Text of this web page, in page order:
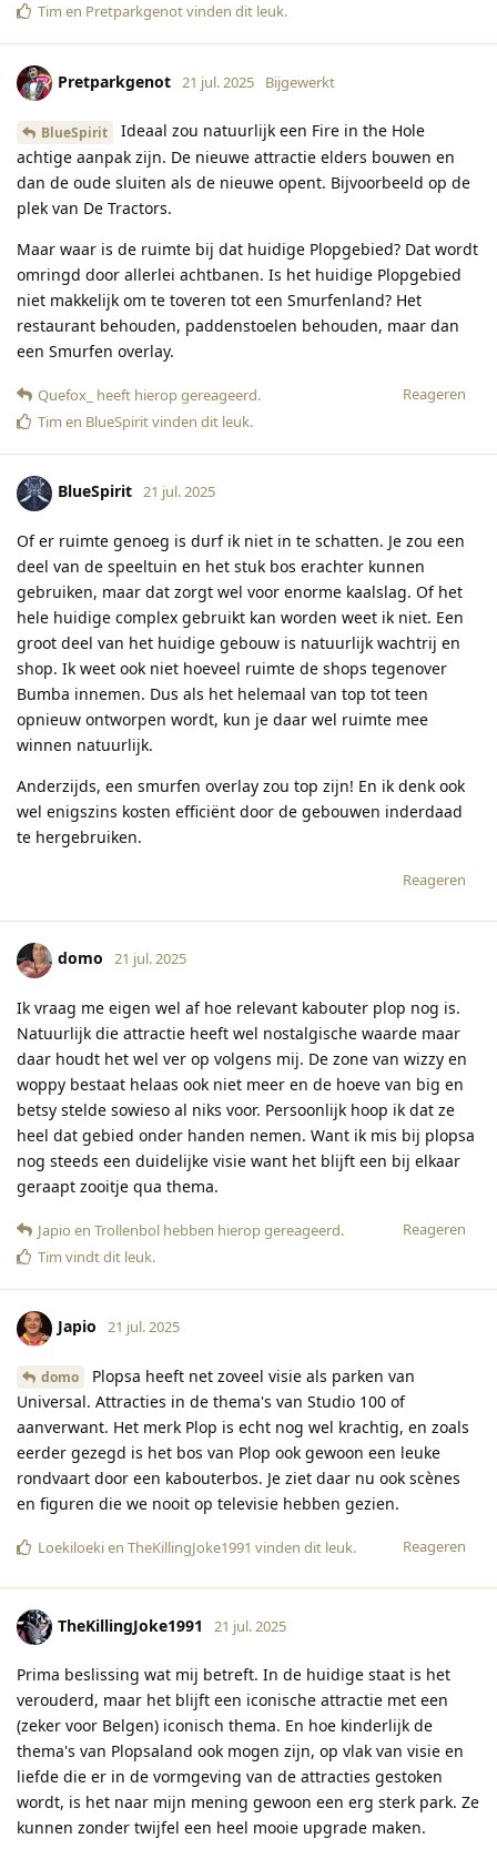
Tim en Pretparkgenotvinden dit leuk.
Pretparkgenot 21 jul. 2025 Bijgewerkt
BlueSpirit
Ideaal zou natuurlijk een Fire in the Hole
achtige aanpak zijn. De nieuwe attractie elders bouwen en
dan de oude sluiten als de nieuwe opent. Bijvoorbeeld op de
plek van De Tractors.
Maar waar is de ruimte bij dat huidige Plopgebied? Dat wordt
omringd door allerlei achtbanen. Is het huidige Plopgebied
niet makkelijk om te toveren tot een Smurfenland? Het
restaurant behouden, paddenstoelen behouden, maar dan
een Smurfen overlay.
Reageren
Quefox_ heeft hierop gereageerd.
Tim en BlueSpiritvinden dit leuk.
BlueSpirit 21 jul. 2025
Of er ruimte genoeg is durf ik niet in te schatten. Je zou een
deel van de speeltuin en het stuk bos erachter kunnen
gebruiken, maar dat zorgt wel voor enorme kaalslag. Of het
hele huidige complex gebruikt kan worden weet ik niet. Een
groot deel van het huidige gebouw is natuurlijk wachtrij en
shop. Ik weet ook niet hoeveel ruimte de shops tegenover
Bumba innemen. Dus als het helemaal van top tot teen
opnieuw ontworpen wordt, kun je daar wel ruimte mee
winnen natuurlijk.
Anderzijds, een smurfen overlay zou top zijn! En ik denk ook
wel enigszins kosten efficiënt door de gebouwen inderdaad
te hergebruiken.
Reageren
domo 21 jul. 2025
Ik vraag me eigen wel af hoe relevant kabouter plop nog is.
Natuurlijk die attractie heeft wel nostalgische waarde maar
daar houdt het wel ver op volgens mij. De zone van wizzy en
woppy bestaat helaas ook niet meer en de hoeve van big en
betsy stelde sowieso al niks voor. Persoonlijk hoop ik dat ze
heel dat gebied onder handen nemen. Want ik mis bij plopsa
nog steeds een duidelijke visie want het blijft een bij elkaar
geraapt zooitje qua thema.
Reageren
Japio en Trollenbol hebben hierop gereageerd.
Tim vindt dit leuk.
Japio 21 jul. 2025
domo
Plopsa heeft net zoveel visie als parken van
Universal. Attracties in de thema's van Studio 100 of
aanverwant. Het merk Plop is echt nog wel krachtig, en zoals
eerder gezegd is het bos van Plop ook gewoon een leuke
rondvaart door een kabouterbos. Je ziet daar nu ook scènes
en figuren die we nooit op televisie hebben gezien.
Reageren
Loekiloekien TheKillingJoke1991 vinden dit leuk.
TheKillingJoke1991 21 jul. 2025
Prima beslissing wat mij betreft. In de huidige staat is het
verouderd, maar het blijft een iconische attractie met een
(zeker voor Belgen) iconisch thema. En hoe kinderlijk de
thema's van Plopsaland ook mogen zijn, op vlak van visie en
liefde die er in de vormgeving van de attracties gestoken
wordt, is het naar mijn mening gewoon een erg sterk park. Ze
kunnen zonder twijfel een heel mooie upgrade maken.